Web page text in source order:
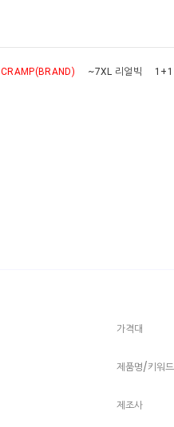
CRAMP(BRAND) ~7XL 리얼빅 1+1
가격대
제품명/키워드
제조사